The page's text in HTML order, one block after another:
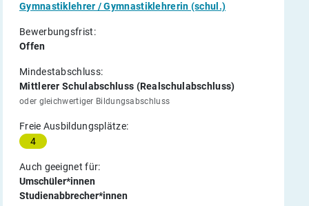
Gymnastiklehrer / Gymnastiklehrerin (schul.)
Bewerbungsfrist:
Offen
Mindestabschluss:
Mittlerer Schulabschluss (Realschulabschluss)
oder gleichwertiger Bildungsabschluss
Freie Ausbildungsplätze:
4
Auch geeignet für:
Umschüler*innen
Studienabbrecher*innen